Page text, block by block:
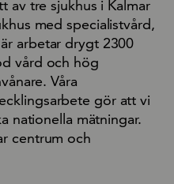
av tre sjukhus i Kalmar
med specialistvård,
arbetar drygt 2300
vård och hög
Våra
gör att vi
nationella mätningar.
centrum och